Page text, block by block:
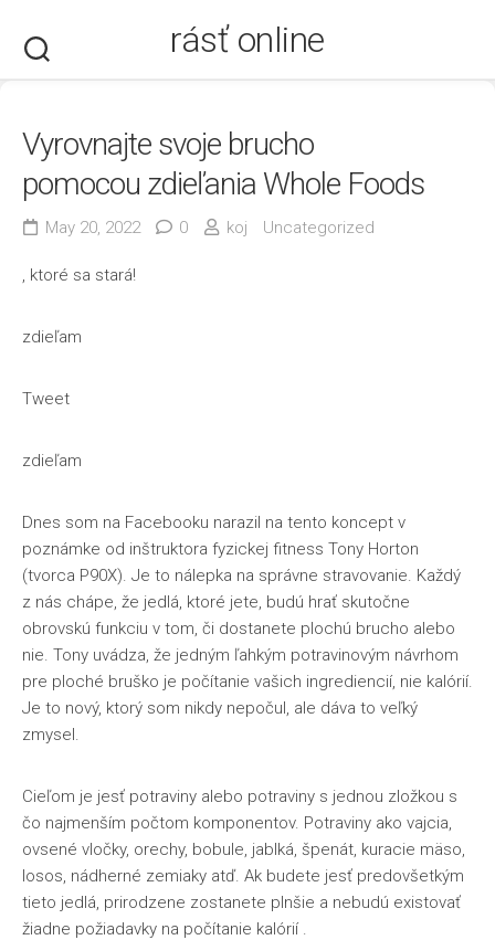
content
rásť online
Vyrovnajte svoje brucho
pomocou zdieľania Whole Foods
May 20, 2022 0 koj Uncategorized
, ktoré sa stará!
zdieľam
Tweet
zdieľam
Dnes som na Facebooku narazil na tento koncept v
poznámke od inštruktora fyzickej fitness Tony Horton
(tvorca P90X). Je to nálepka na správne stravovanie. Každý
z nás chápe, že jedlá, ktoré jete, budú hrať skutočne
obrovskú funkciu v tom, či dostanete plochú brucho alebo
nie. Tony uvádza, že jedným ľahkým potravinovým návrhom
pre ploché bruško je počítanie vašich ingrediencií, nie kalórií.
Je to nový, ktorý som nikdy nepočul, ale dáva to veľký
zmysel.
Cieľom je jesť potraviny alebo potraviny s jednou zložkou s
čo najmenším počtom komponentov. Potraviny ako vajcia,
ovsené vločky, orechy, bobule, jablká, špenát, kuracie mäso,
losos, nádherné zemiaky atď. Ak budete jesť predovšetkým
tieto jedlá, prirodzene zostanete plnšie a nebudú existovať
žiadne požiadavky na počítanie kalórií .